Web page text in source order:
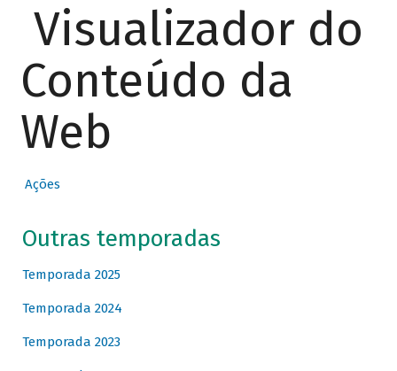
Visualizador do
Conteúdo da
Web
Ações
Outras temporadas
Temporada 2025
Temporada 2024
Temporada 2023